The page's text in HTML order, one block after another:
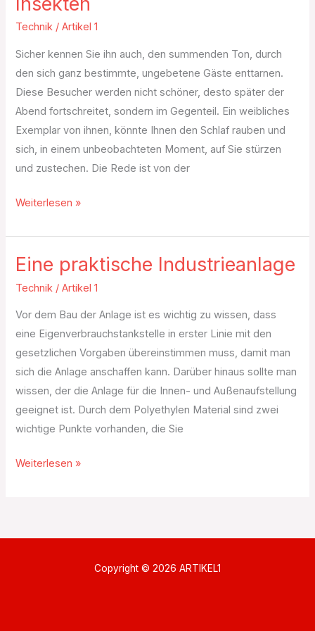
Technik /Artikel 1
Sicher kennen Sie ihn auch, den summenden Ton, durch
den sich ganz bestimmte, ungebetene Gäste enttarnen.
Diese Besucher werden nicht schöner, desto später der
Abend fortschreitet, sondern im Gegenteil. Ein weibliches
Exemplar von ihnen, könnte Ihnen den Schlaf rauben und
sich, in einem unbeobachteten Moment, auf Sie stürzen
und zustechen. Die Rede ist von der
Weiterlesen »
Eine praktische Industrieanlage
Technik /Artikel 1
Vor dem Bau der Anlage ist es wichtig zu wissen, dass
eine Eigenverbrauchstankstelle in erster Linie mit den
gesetzlichen Vorgaben übereinstimmen muss, damit man
sich die Anlage anschaffen kann. Darüber hinaus sollte man
wissen, der die Anlage für die Innen- und Außenaufstellung
geeignet ist. Durch dem Polyethylen Material sind zwei
wichtige Punkte vorhanden, die Sie
Eine
praktische
Weiterlesen »
Copyright © 2026 ARTIKEL1